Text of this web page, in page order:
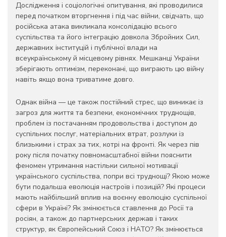
Дослідження і соціологічні опитування, які проводилися
перед початком вторгнення і під час війни, свідчать, що
російська атака викликала консолідацію всього
суспільства та його інтеграцію довкола Збройних Сил,
державних інституцій і публічної влади на
всеукраїнському й місцевому рівнях. Мешканці України
зберігають оптимізм, переконані, що виграють цю війну
навіть якщо вона триватиме довго.
Однак війна — це також постійний стрес, що виникає із
загроз для життя та безпеки, економічних труднощів,
проблем із постачанням продовольства і доступом до
суспільних послуг, матеріальних втрат, розлуки із
близькими і страх за тих, котрі на фронті. Як через пів
року після початку повномасштабної війни пояснити
феномен утримання настільки сильної мотивації
українського суспільства, попри всі труднощі? Якою може
бути подальша еволюція настроїв і позицій? Які процеси
мають найбільший вплив на воєнну еволюцію суспільної
сфери в Україні? Як змінюється ставлення до Росії та
росіян, а також до партнерських держав і таких
структур, як Європейський Союз і НАТО? Як змінюється